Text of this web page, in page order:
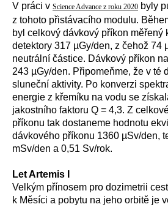
V práci v Science Advance z roku 2020 byly
z tohoto přistávacího modulu.
byl celkový dávkový příkon měřený
detektory 317 µGy/den, z čehož 74
neutrální částice. Dávkový příkon
243 µGy/den. Připomeňme, že v té
sluneční aktivity. Po konverzi
energie z křemíku na vodu se
jakostního faktoru Q = 4,3. Z
příkonu tak dostaneme hodnotu
dávkového příkonu 1360 µSv/den,
mSv/den a 0,51 Sv/rok.
Let Artemis I
Velkým přínosem pro dozimetrii
k Měsíci a pobytu na jeho orbitě je